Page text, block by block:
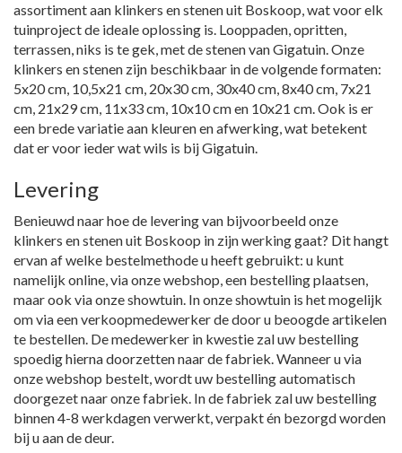
assortiment aan klinkers en stenen uit Boskoop, wat voor elk
tuinproject de ideale oplossing is. Looppaden, opritten,
terrassen, niks is te gek, met de stenen van Gigatuin. Onze
klinkers en stenen zijn beschikbaar in de volgende formaten:
5x20 cm, 10,5x21 cm, 20x30 cm, 30x40 cm, 8x40 cm, 7x21
cm, 21x29 cm, 11x33 cm, 10x10 cm en 10x21 cm. Ook is er
een brede variatie aan kleuren en afwerking, wat betekent
dat er voor ieder wat wils is bij Gigatuin.
Levering
Benieuwd naar hoe de levering van bijvoorbeeld onze
klinkers en stenen uit Boskoop in zijn werking gaat? Dit hangt
ervan af welke bestelmethode u heeft gebruikt: u kunt
namelijk online, via onze webshop, een bestelling plaatsen,
maar ook via onze showtuin. In onze showtuin is het mogelijk
om via een verkoopmedewerker de door u beoogde artikelen
te bestellen. De medewerker in kwestie zal uw bestelling
spoedig hierna doorzetten naar de fabriek. Wanneer u via
onze webshop bestelt, wordt uw bestelling automatisch
doorgezet naar onze fabriek. In de fabriek zal uw bestelling
binnen 4-8 werkdagen verwerkt, verpakt én bezorgd worden
bij u aan de deur.